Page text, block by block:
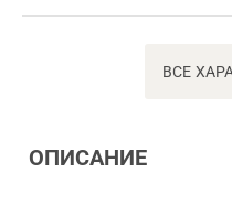
ВСЕ
ОПИСАНИЕ